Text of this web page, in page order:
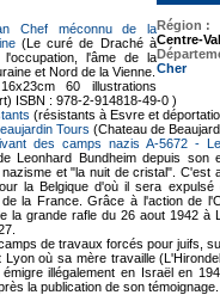
Région :
Centre-
Cher
Chef méconnu de la
(Le curé de Draché à
l'âme de la
et Nord de la Vienne.
60 illustrations
ISBN : 978-2-914818-49-0 )
(résistants à Esvre et
Tours (Chateau de
des camps nazis A-5672 -
Leonhard Bundheim depuis son
et "la nuit de cristal". C'est
la Belgique d'où il sera
la France. Grâce à l'action de
la grande rafle du 26 aout 1942 à
de travaux forcés pour juifs,
Lyon où sa mère travaille
illégalement en Israël en
la publication de son